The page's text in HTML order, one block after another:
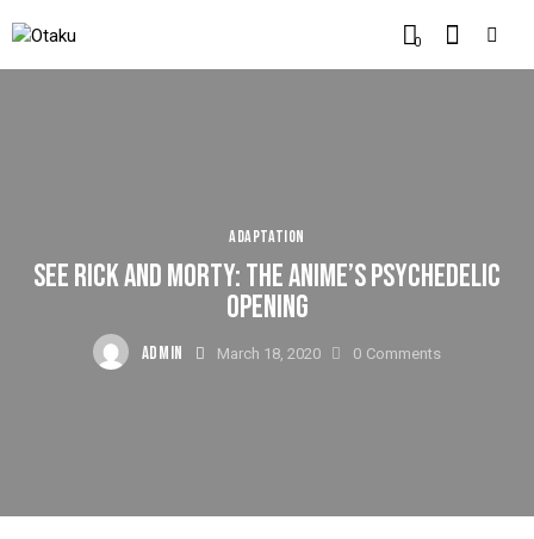
0
ADAPTATION
SEE RICK AND MORTY: THE ANIME’S PSYCHEDELIC
OPENING
ADMIN March 18, 2020 0 Comments